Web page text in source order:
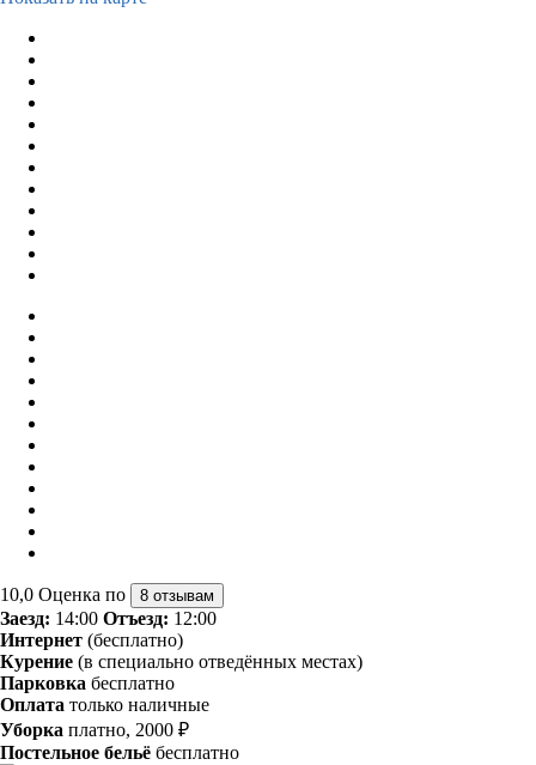
10,0 Оценка по 8 отзывам
Заезд: 14:00 Отъезд: 12:00
Интернет (бесплатно)
Курение (в специально отведённых местах)
Парковка бесплатно
Оплата только наличные
Уборка платно, 2000 ₽
Постельное бельё бесплатно